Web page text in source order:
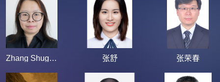
Zhang Shuguang 张舒 张荣春